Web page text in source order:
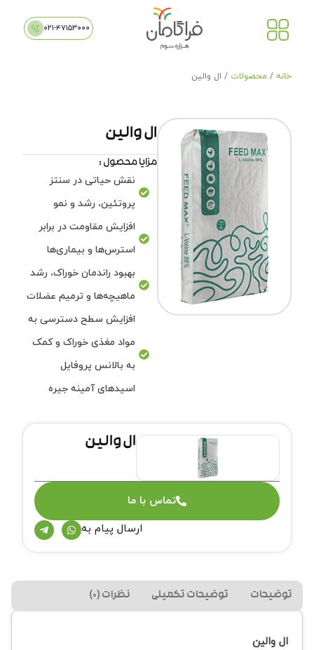
۰۲۱-۴۷۱۵۳۰۰۰
خانه / محصولات / ال والین
ال والین
مزایا محصول :
نقش حیاتی در سنتز
پروتئین، رشد و نمو
افزایش مقاومت در برابر
استرس‌ها و بیماری‌ها
بهبود راندمان خوراک، رشد
ماهیچه‌ها و ترمیم عضلات
افزایش سطح دسترسی به
مواد مغذی خوراک و کمک
به بالانس پروفایل
اسیدهای آمینه جیره
ال والین
تماس با ما
ارسال پیام به
توضیحات توضیحات تکمیلی نظرات (0)
ال والین